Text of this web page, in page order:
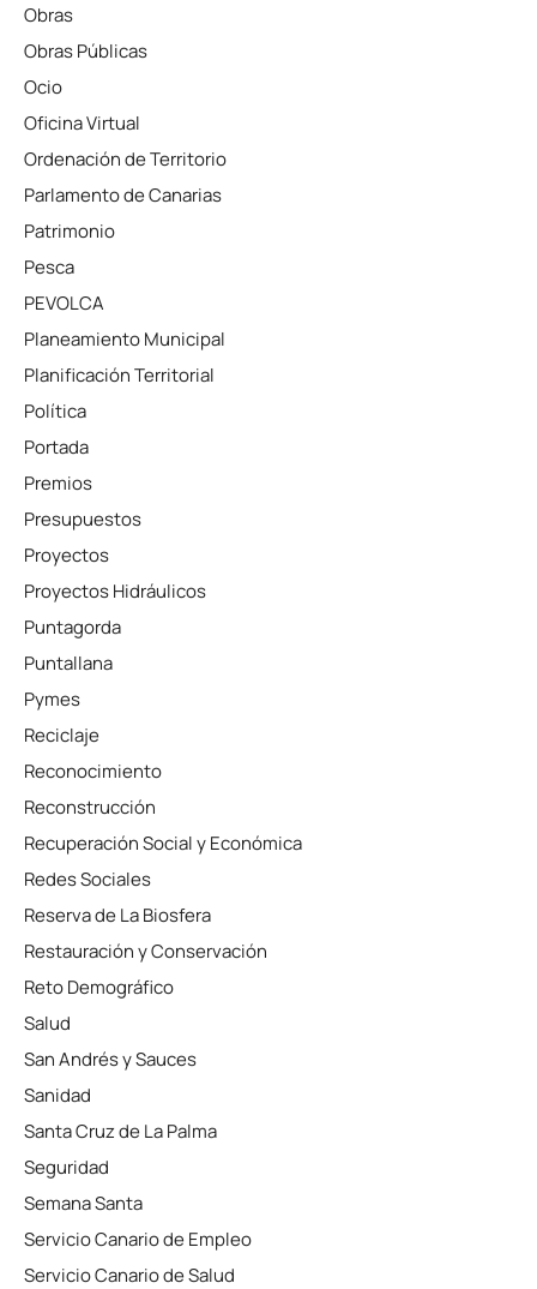
Obras
Obras Públicas
Ocio
Oficina Virtual
Ordenación de Territorio
Parlamento de Canarias
Patrimonio
Pesca
PEVOLCA
Planeamiento Municipal
Planificación Territorial
Política
Portada
Premios
Presupuestos
Proyectos
Proyectos Hidráulicos
Puntagorda
Puntallana
Pymes
Reciclaje
Reconocimiento
Reconstrucción
Recuperación Social y Económica
Redes Sociales
Reserva de La Biosfera
Restauración y Conservación
Reto Demográfico
Salud
San Andrés y Sauces
Sanidad
Santa Cruz de La Palma
Seguridad
Semana Santa
Servicio Canario de Empleo
Servicio Canario de Salud